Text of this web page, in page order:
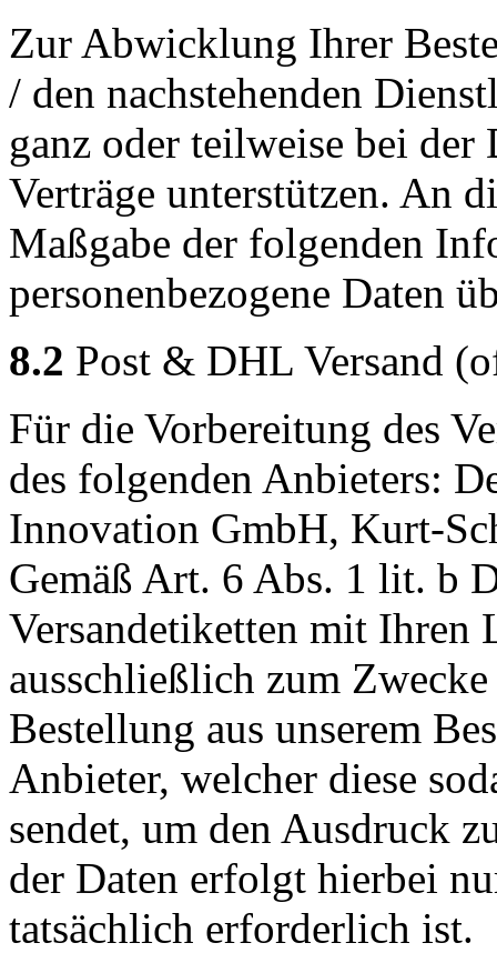
Zur Abwicklung Ihrer
/ den nachstehenden
ganz oder teilweise bei der
Verträge unterstützen. An
Maßgabe der folgenden
personenbezogene Daten
8.2 Post & DHL Versand
Für die Vorbereitung des
des folgenden Anbieters:
Innovation GmbH, Kurt-
Gemäß Art. 6 Abs. 1 lit. b
Versandetiketten mit Ihren
ausschließlich zum
Bestellung aus unserem
Anbieter, welcher diese
sendet, um den Ausdruck
der Daten erfolgt hierbei
tatsächlich erforderlich ist.